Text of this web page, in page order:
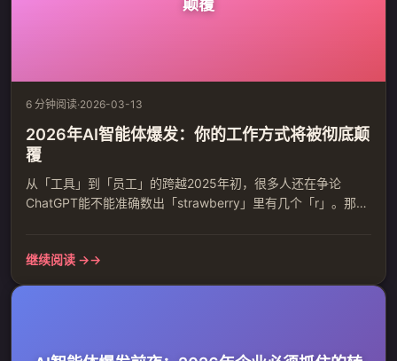
颠覆
6 分钟阅读·2026-03-13
2026年AI智能体爆发：你的工作方式将被彻底颠
覆
从「工具」到「员工」的跨越2025年初，很多人还在争论
ChatGPT能不能准确数出「strawberry」里有几个「r」。那时
Claude有了自己的编码智能体，Anthropic推出了MCP协议让
继续阅读 →